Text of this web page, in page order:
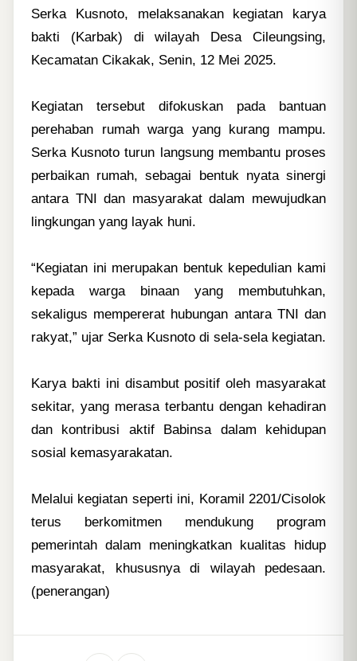
Serka Kusnoto, melaksanakan kegiatan karya
bakti (Karbak) di wilayah Desa Cileungsing,
Kecamatan Cikakak, Senin, 12 Mei 2025.
Kegiatan tersebut difokuskan pada bantuan
perehaban rumah warga yang kurang mampu.
Serka Kusnoto turun langsung membantu proses
perbaikan rumah, sebagai bentuk nyata sinergi
antara TNI dan masyarakat dalam mewujudkan
lingkungan yang layak huni.
“Kegiatan ini merupakan bentuk kepedulian kami
kepada warga binaan yang membutuhkan,
sekaligus mempererat hubungan antara TNI dan
rakyat,” ujar Serka Kusnoto di sela-sela kegiatan.
Karya bakti ini disambut positif oleh masyarakat
sekitar, yang merasa terbantu dengan kehadiran
dan kontribusi aktif Babinsa dalam kehidupan
sosial kemasyarakatan.
Melalui kegiatan seperti ini, Koramil 2201/Cisolok
terus berkomitmen mendukung program
pemerintah dalam meningkatkan kualitas hidup
masyarakat, khususnya di wilayah pedesaan.
(penerangan)